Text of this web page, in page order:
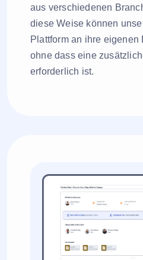
aus verschiedenen
diese Weise können
Plattform an ihre eigenen
ohne dass eine
erforderlich ist.